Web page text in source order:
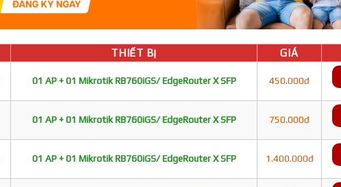
THIẾT BỊ GIÁ
01 AP + 01 Mikrotik RB760iGS/ EdgeRouter X SFP 450.000đ
01 AP + 01 Mikrotik RB760iGS/ EdgeRouter X SFP 750.000đ
01 AP + 01 Mikrotik RB760iGS/ EdgeRouter X SFP 1.400.000đ